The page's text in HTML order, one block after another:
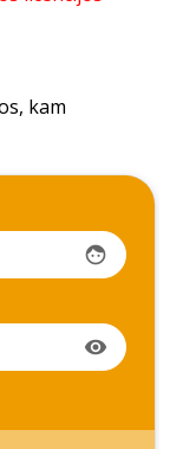
kam
face
visibility